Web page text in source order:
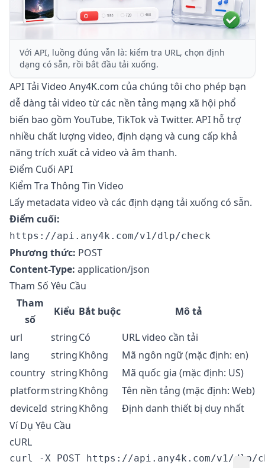
Với API, luồng đúng vẫn là: kiểm tra URL, chọn định
dạng có sẵn, rồi bắt đầu tải xuống.
API Tải Video Any4K.com của chúng tôi cho phép bạn
dễ dàng tải video từ các nền tảng mạng xã hội phổ
biến bao gồm YouTube, TikTok và Twitter. API hỗ trợ
nhiều chất lượng video, định dạng và cung cấp khả
năng trích xuất cả video và âm thanh.
Điểm Cuối API
Kiểm Tra Thông Tin Video
Lấy metadata video và các định dạng tải xuống có sẵn.
Điểm cuối:
https://api.any4k.com/v1/dlp/check
Phương thức: POST
Content-Type: application/json
Tham Số Yêu Cầu
Tham
số
Kiểu Bắt buộc
Mô tả
url
stringCó
URL video cần tải
lang
stringKhông
Mã ngôn ngữ (mặc định: en)
country stringKhông
Mã quốc gia (mặc định: US)
platformstringKhông
Tên nền tảng (mặc định: Web)
deviceId stringKhông
Định danh thiết bị duy nhất
Ví Dụ Yêu Cầu
cURL
curl -X POST https://api.any4k.com/v1/dlp/